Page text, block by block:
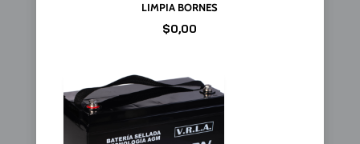
LIMPIA BORNES
$0,00